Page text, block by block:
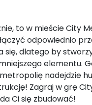
to w mieście City
odpowiednio
dlatego by
elementu.
nadejdzie
Zagraj w grę
Ci się zbudować!